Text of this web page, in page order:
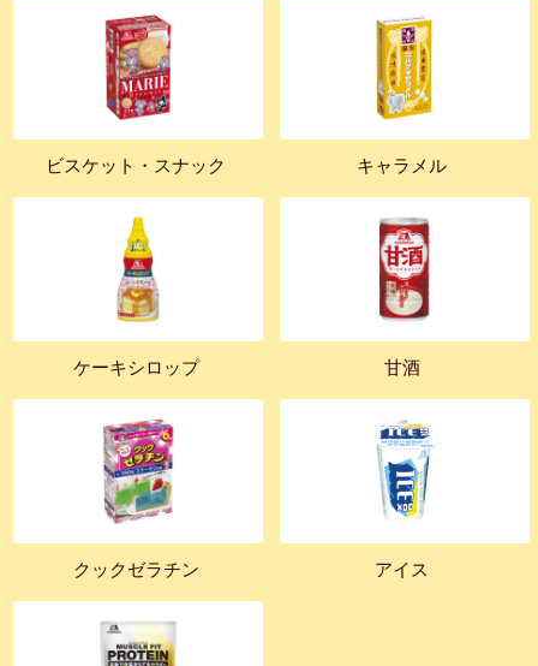
ビスケット・スナック キャラメル
ケーキシロップ 甘酒
クックゼラチン アイス